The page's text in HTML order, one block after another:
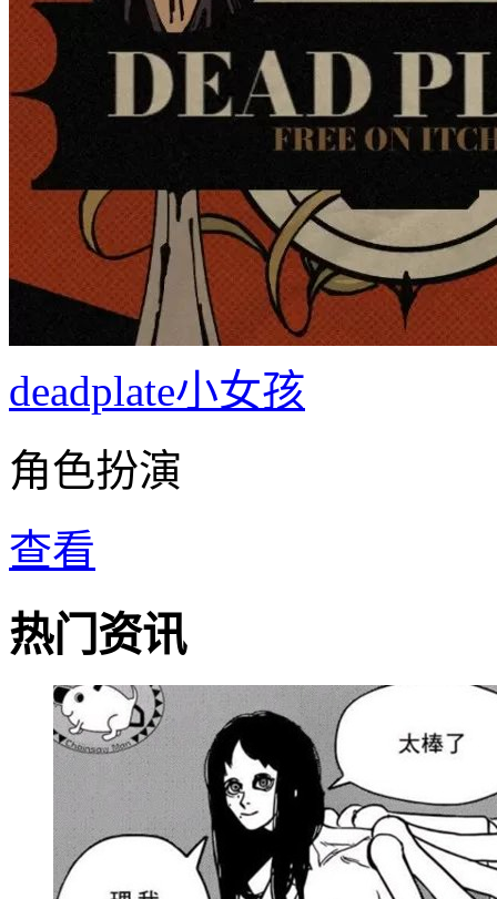
deadplate小女孩
角色扮演
查看
热门资讯